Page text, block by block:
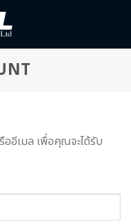
อีเมล เพื่อคุณจะได้รับ